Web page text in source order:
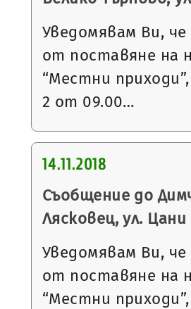
Уведомявам Ви,
от поставяне на
“Местни
2 от 09.00…
14.11.2018
Съобщение до
Лясковец, ул.
Уведомявам Ви,
от поставяне на
“Местни